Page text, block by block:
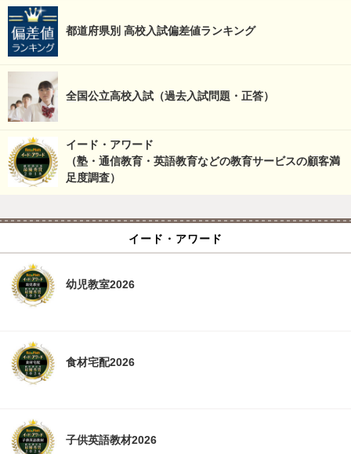
都道府県別 高校入試偏差値ランキング
全国公立高校入試（過去入試問題・正答）
イード・アワード
（塾・通信教育・英語教育などの教育サービスの顧客満
足度調査）
イード・アワード
幼児教室2026
食材宅配2026
子供英語教材2026